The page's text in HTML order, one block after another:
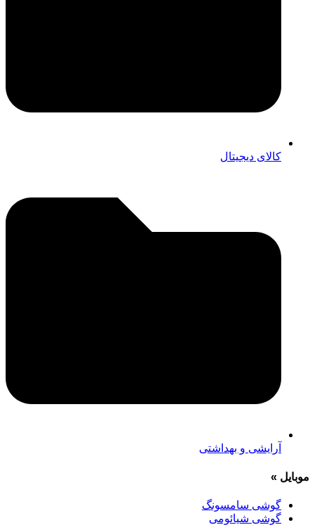
کالای دیجیتال
آرایشی و بهداشتی
موبایل »
گوشی سامسونگ
گوشی شیائومی